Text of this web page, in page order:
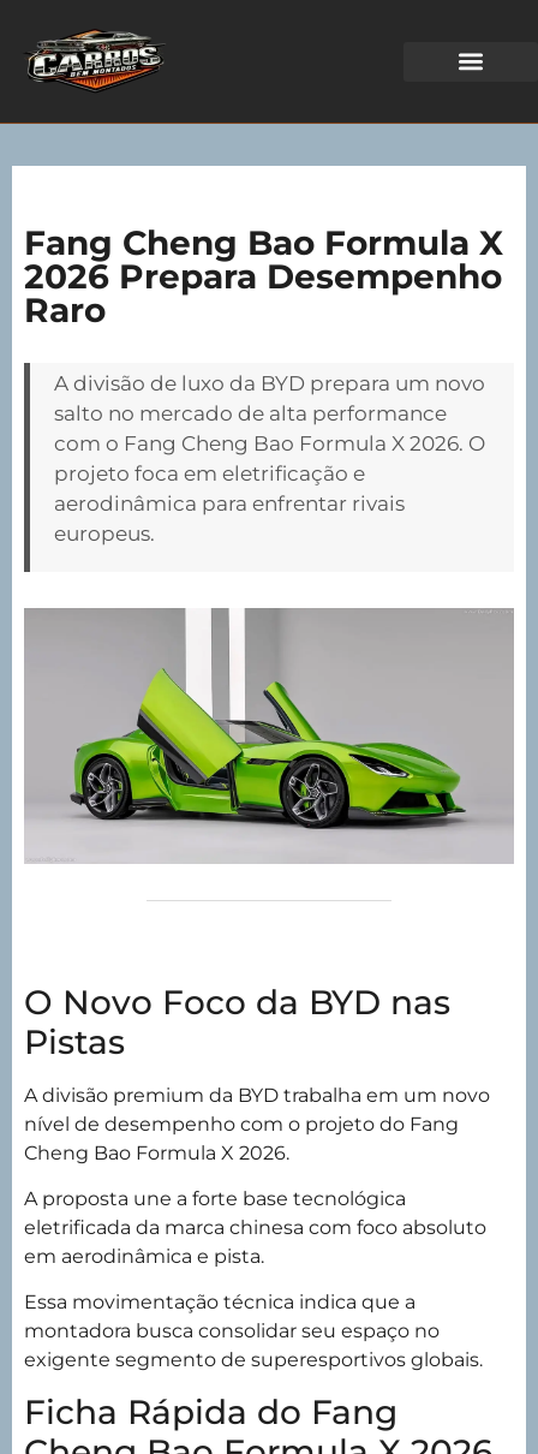
Fang Cheng Bao Formula X
2026 Prepara Desempenho
Raro
A divisão de luxo da BYD prepara um novo
salto no mercado de alta performance
com o Fang Cheng Bao Formula X 2026. O
projeto foca em eletrificação e
aerodinâmica para enfrentar rivais
europeus.
O Novo Foco da BYD nas
Pistas
A divisão premium da BYD trabalha em um novo
nível de desempenho com o projeto do Fang
Cheng Bao Formula X 2026.
A proposta une a forte base tecnológica
eletrificada da marca chinesa com foco absoluto
em aerodinâmica e pista.
Essa movimentação técnica indica que a
montadora busca consolidar seu espaço no
exigente segmento de superesportivos globais.
Ficha Rápida do Fang